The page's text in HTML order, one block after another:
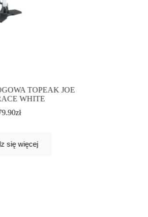
TOPEAK JOE
WHITE
zł
się więcej